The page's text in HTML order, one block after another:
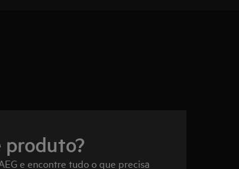
produto?
e encontre tudo o que precisa